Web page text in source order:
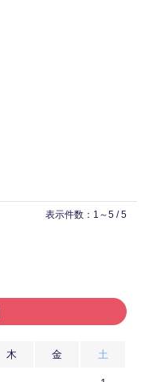
表示件数：1～5 / 5
木 金 土